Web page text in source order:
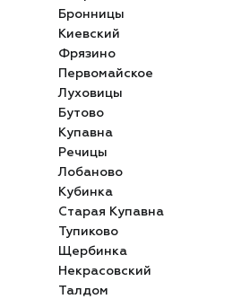
Бронницы
Киевский
Фрязино
Первомайское
Луховицы
Бутово
Купавна
Речицы
Лобаново
Кубинка
Старая Купавна
Тупиково
Щербинка
Некрасовский
Талдом